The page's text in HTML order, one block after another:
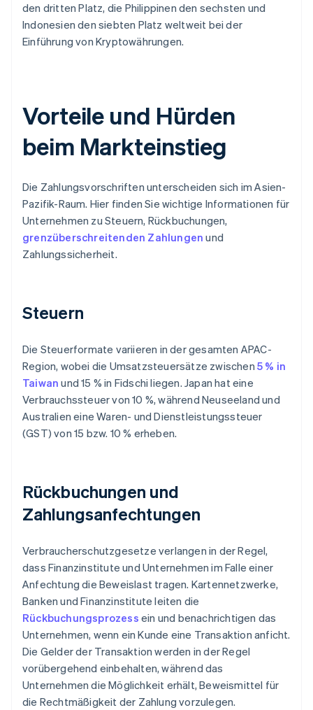
den dritten Platz, die Philippinen den sechsten und
Indonesien den siebten Platz weltweit bei der
Einführung von Kryptowährungen.
Vorteile und Hürden
beim Markteinstieg
Die Zahlungsvorschriften unterscheiden sich im Asien-
Pazifik-Raum. Hier finden Sie wichtige Informationen für
Unternehmen zu Steuern, Rückbuchungen,
grenzüberschreitenden Zahlungen und
Zahlungssicherheit.
Steuern
Die Steuerformate variieren in der gesamten APAC-
Region, wobei die Umsatzsteuersätze zwischen5 % in
Taiwan und 15 % in Fidschi liegen. Japan hat eine
Verbrauchssteuer von 10 %, während Neuseeland und
Australien eine Waren- und Dienstleistungssteuer
(GST) von 15 bzw. 10 % erheben.
Rückbuchungen und
Zahlungsanfechtungen
Verbraucherschutzgesetze verlangen in der Regel,
dass Finanzinstitute und Unternehmen im Falle einer
Anfechtung die Beweislast tragen. Kartennetzwerke,
Banken und Finanzinstitute leiten die
Rückbuchungsprozess ein und benachrichtigen das
Unternehmen, wenn ein Kunde eine Transaktion anficht.
Die Gelder der Transaktion werden in der Regel
vorübergehend einbehalten, während das
Unternehmen die Möglichkeit erhält, Beweismittel für
die Rechtmäßigkeit der Zahlung vorzulegen.